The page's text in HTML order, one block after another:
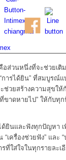
คือส่วนหนึ่งที่จะช่วยเ
การได้ยิน” ที่สมบูรณ์
ช่วยสร้างความสุขให้
ที่ขาดหายไป” ให้กับทุ
ด้ยินและฟังทุกปัญหา
เครื่องช่วยฟัง” และ
ใส่ใจในทุกรายละเ